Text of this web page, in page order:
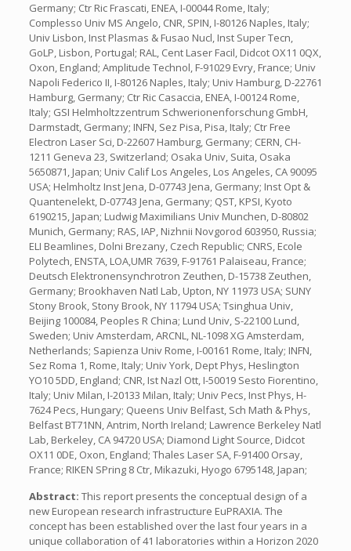
Germany; Ctr Ric Frascati, ENEA, I-00044 Rome, Italy;
Complesso Univ MS Angelo, CNR, SPIN, I-80126 Naples, Italy;
Univ Lisbon, Inst Plasmas & Fusao Nucl, Inst Super Tecn,
GoLP, Lisbon, Portugal; RAL, Cent Laser Facil, Didcot OX11 0QX,
Oxon, England; Amplitude Technol, F-91029 Evry, France; Univ
Napoli Federico II, I-80126 Naples, Italy; Univ Hamburg, D-22761
Hamburg, Germany; Ctr Ric Casaccia, ENEA, I-00124 Rome,
Italy; GSI Helmholtzzentrum Schwerionenforschung GmbH,
Darmstadt, Germany; INFN, Sez Pisa, Pisa, Italy; Ctr Free
Electron Laser Sci, D-22607 Hamburg, Germany; CERN, CH-
1211 Geneva 23, Switzerland; Osaka Univ, Suita, Osaka
5650871, Japan; Univ Calif Los Angeles, Los Angeles, CA 90095
USA; Helmholtz Inst Jena, D-07743 Jena, Germany; Inst Opt &
Quantenelekt, D-07743 Jena, Germany; QST, KPSI, Kyoto
6190215, Japan; Ludwig Maximilians Univ Munchen, D-80802
Munich, Germany; RAS, IAP, Nizhnii Novgorod 603950, Russia;
ELI Beamlines, Dolni Brezany, Czech Republic; CNRS, Ecole
Polytech, ENSTA, LOA,UMR 7639, F-91761 Palaiseau, France;
Deutsch Elektronensynchrotron Zeuthen, D-15738 Zeuthen,
Germany; Brookhaven Natl Lab, Upton, NY 11973 USA; SUNY
Stony Brook, Stony Brook, NY 11794 USA; Tsinghua Univ,
Beijing 100084, Peoples R China; Lund Univ, S-22100 Lund,
Sweden; Univ Amsterdam, ARCNL, NL-1098 XG Amsterdam,
Netherlands; Sapienza Univ Rome, I-00161 Rome, Italy; INFN,
Sez Roma 1, Rome, Italy; Univ York, Dept Phys, Heslington
YO10 5DD, England; CNR, Ist Nazl Ott, I-50019 Sesto Fiorentino,
Italy; Univ Milan, I-20133 Milan, Italy; Univ Pecs, Inst Phys, H-
7624 Pecs, Hungary; Queens Univ Belfast, Sch Math & Phys,
Belfast BT71NN, Antrim, North Ireland; Lawrence Berkeley Natl
Lab, Berkeley, CA 94720 USA; Diamond Light Source, Didcot
OX11 0DE, Oxon, England; Thales Laser SA, F-91400 Orsay,
France; RIKEN SPring 8 Ctr, Mikazuki, Hyogo 6795148, Japan;
Abstract: This report presents the conceptual design of a
new European research infrastructure EuPRAXIA. The
concept has been established over the last four years in a
unique collaboration of 41 laboratories within a Horizon 2020